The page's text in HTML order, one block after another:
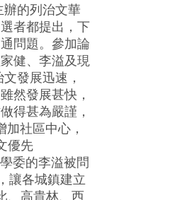
辦的列治文華
者都提出，下
問題。參加論
健、李溢及現
發展迅速，
然發展甚快，
得甚為嚴謹，
社區中心，
優先
委的李溢被問
讓各城鎮建立
、高貴林、西